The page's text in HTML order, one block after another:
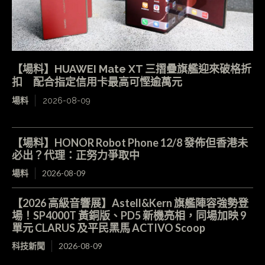
【場料】HUAWEI Mate XT 三摺疊旗艦迎來破格折
扣 配合指定信用卡最高可慳逾萬元
場料 2026-08-09
【場料】HONOR Robot Phone 12/8 發佈但香港未
必出？代理：正努力爭取中
場料 2026-08-09
【2026 高級音響展】Astell&Kern 旗艦陣容強勢登
場！SP4000T 黃銅版、PD5 新機亮相，同場加映 9
單元 CLARUS 及平民黑馬 ACTIVO Scoop
科技新聞 2026-08-09